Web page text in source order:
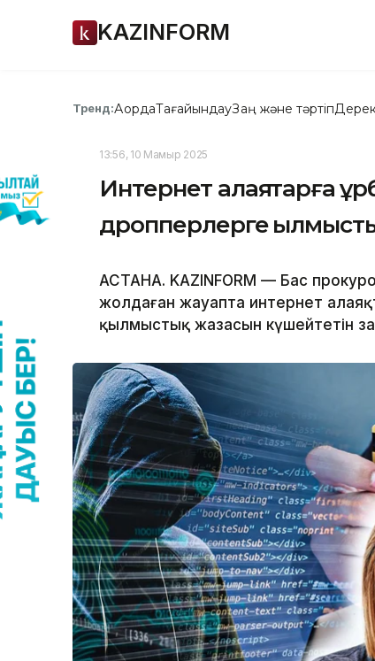
KAZINFORM
Тренд:АқордаТағайындауЗаң және тәртіп
13:56, 10 Мамыр 2025
Интернет алаяқтарға
дропперлерге
АСТАНА. KAZINFORM — Бас
жолдаған жауапта интернет
қылмыстық жазасын күшейтетін